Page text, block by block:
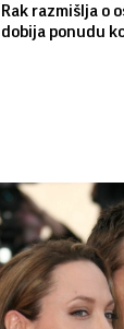
Rak razmišlja o
dobija ponudu